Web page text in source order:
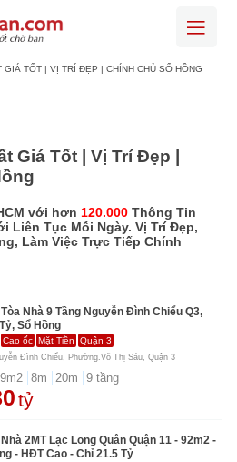
GIÁ TỐT | VỊ TRÍ ĐẸP | CHÍNH CHỦ SỔ HỒNG
Giá Tốt | Vị Trí Đẹp |
với hơn120.000 Thông Tin
Liên Tục Mỗi Ngày. Vị Trí Đẹp,
Làm Việc Trực Tiếp Chính
Nhà 9 Tầng Nguyễn Đình Chiểu Q3,
Sổ Hồng
Cao ốc Mặt Tiền Quận 3
Đình Chiểu, Phường.Võ Thị Sáu, Quận 3
m2 8m 20m 9 tầng
tỷ
2MT Lạc Long Quân Quận 11 - 92m2 -
- HĐT Cao - Chỉ 21.5 Tỷ